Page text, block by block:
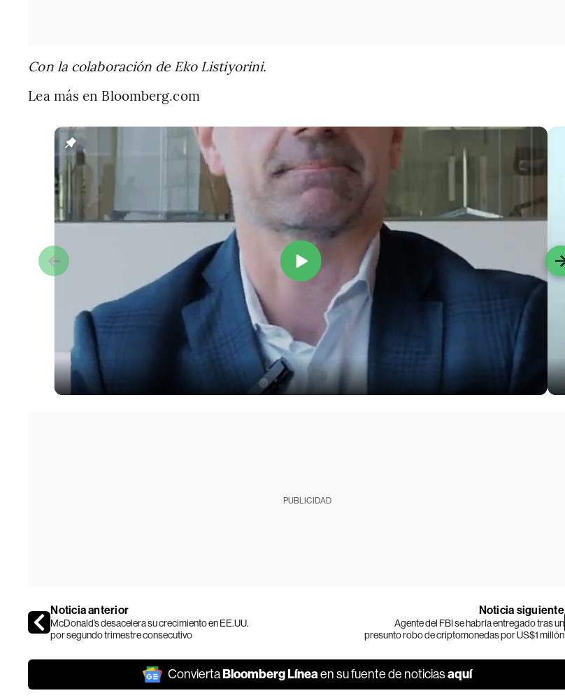
Con la colaboración de Eko Listiyorini.
Lea más en Bloomberg.com
PUBLICIDAD
Noticia anterior
McDonald’s desacelera su crecimiento en EE.UU.
por segundo trimestre consecutivo
Noticia siguiente
Agente del FBI se habría entregado tras un
presunto robo de criptomonedas por US$1 millón
ConviertaBloomberg Líneaen su fuente de noticiasaquí